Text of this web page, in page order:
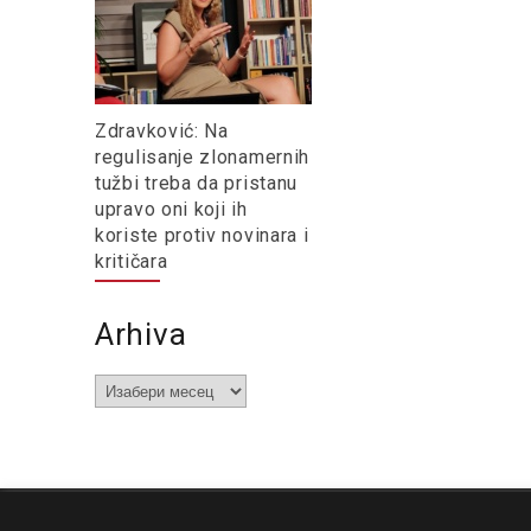
Zdravković: Na
regulisanje zlonamernih
tužbi treba da pristanu
upravo oni koji ih
koriste protiv novinara i
kritičara
Arhiva
Arhiva